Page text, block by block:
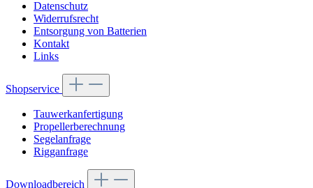
Datenschutz
Widerrufsrecht
Entsorgung von Batterien
Kontakt
Links
Shopservice
Tauwerkanfertigung
Propellerberechnung
Segelanfrage
Rigganfrage
Downloadbereich